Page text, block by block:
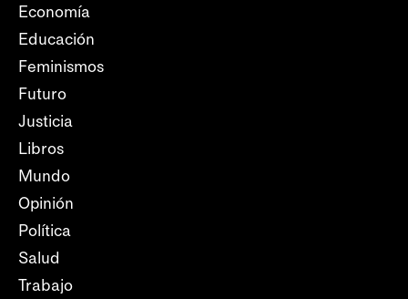
Economía
Educación
Feminismos
Futuro
Justicia
Libros
Mundo
Opinión
Política
Salud
Trabajo